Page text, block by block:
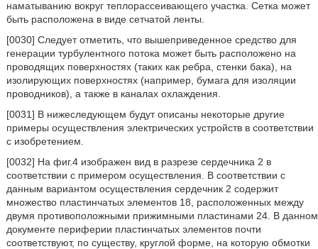
наматыванию вокруг теплорассеивающего участка. Сетка может
быть расположена в виде сетчатой ленты.
[0030] Следует отметить, что вышеприведенное средство для
генерации турбулентного потока может быть расположено на
проводящих поверхностях (таких как ребра, стенки бака), на
изолирующих поверхностях (например, бумага для изоляции
проводников), а также в каналах охлаждения.
[0031] В нижеследующем будут описаны некоторые другие
примеры осуществления электрических устройств в соответствии
с изобретением.
[0032] На фиг.4 изображен вид в разрезе сердечника 2 в
соответствии с примером осуществления. В соответствии с
данным вариантом осуществления сердечник 2 содержит
множество пластинчатых элементов 18, расположенных между
двумя противоположными прижимными пластинами 24. В данном
документе периферии пластинчатых элементов почти
соответствуют, по существу, круглой форме, на которую обмотки